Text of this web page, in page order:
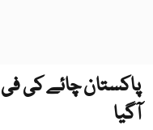
پاکستان چائے کی
آگیا